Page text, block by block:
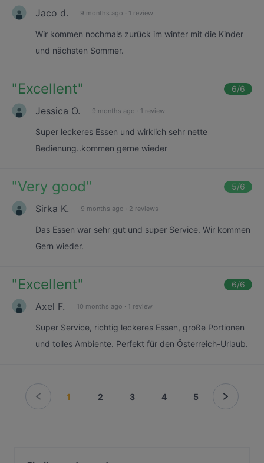
Jaco d. 9 months ago · 1 review
Wir kommen nochmals zurück im winter mit die Kinder
und nächsten Sommer.
"Excellent" 6/6
Jessica O. 9 months ago · 1 review
Super leckeres Essen und wirklich sehr nette
Bedienung..kommen gerne wieder
"Very good" 5/6
Sirka K. 9 months ago · 2 reviews
Das Essen war sehr gut und super Service. Wir kommen
Gern wieder.
"Excellent" 6/6
Axel F. 10 months ago · 1 review
Super Service, richtig leckeres Essen, große Portionen
und tolles Ambiente. Perfekt für den Österreich-Urlaub.
1 2 3 4 5